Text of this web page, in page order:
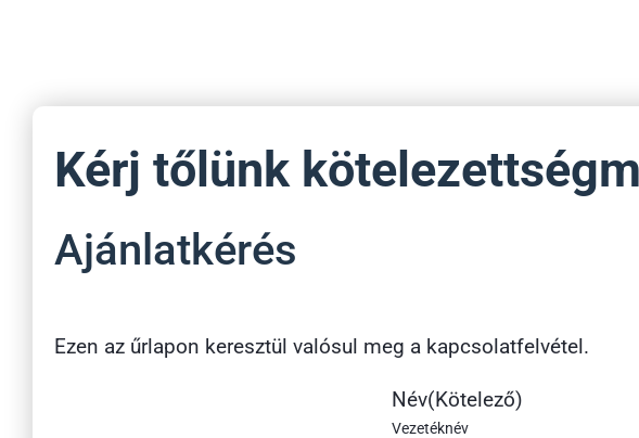
Kérj tőlünk
Ajánlatkérés
Ezen az űrlapon keresztül valósul meg a kapcsolatfelvétel.
Név(Kötelező)
Vezetéknév